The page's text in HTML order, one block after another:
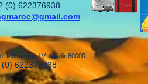
(0) 622376938
Mohammed V, Agadir 80000
622376938